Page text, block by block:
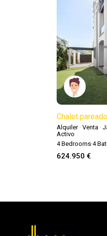
Chalet
Alquiler· Venta ·
Activo
4Bedrooms·4
624.950 €